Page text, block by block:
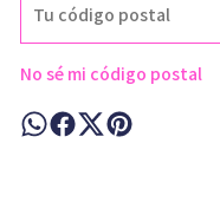
No sé mi código postal